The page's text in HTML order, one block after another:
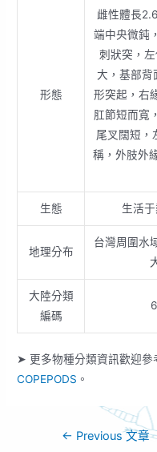
形態
雌性體長
端中央微鈍
刺狀突，
大，基部背
形突起，右
肛節短而寬
尾叉闊短，
稱，外肢外
生態 生活
地理分布
台灣周圍水
大陸分類
編碼
➤ 更多物種分類資訊歡迎參
COPEPODS 。
← Previous 文章